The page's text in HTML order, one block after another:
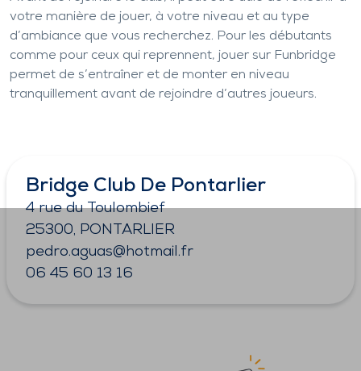
votre manière de jouer, à votre niveau et au type
d’ambiance que vous recherchez. Pour les débutants
comme pour ceux qui reprennent, jouer sur Funbridge
permet de s’entraîner et de monter en niveau
tranquillement avant de rejoindre d’autres joueurs.
Bridge Club De Pontarlier
4 rue du Toulombief
25300, PONTARLIER
pedro.aguas@hotmail.fr
06 45 60 13 16